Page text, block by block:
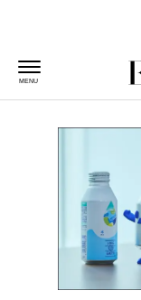
MENU